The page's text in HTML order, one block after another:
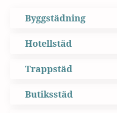
Byggstädning
Hotellstäd
Trappstäd
Butiksstäd